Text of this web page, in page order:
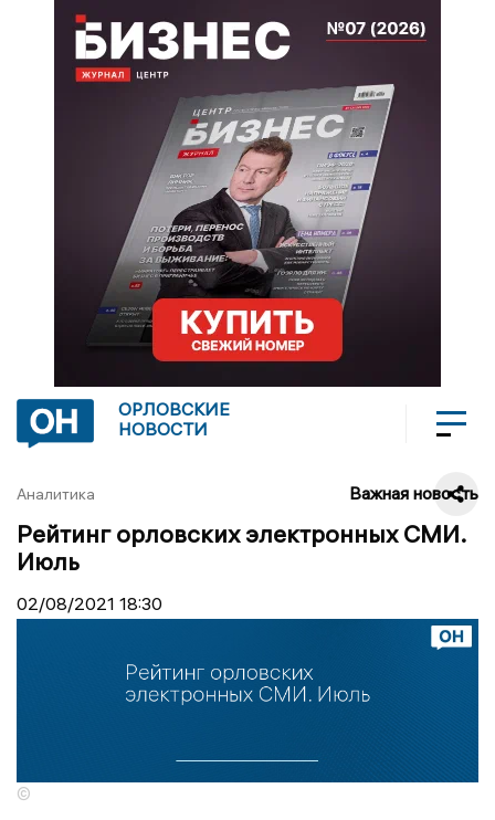
ОРЛОВСКИЕ
НОВОСТИ
Аналитика Важная новость
Рейтинг орловских электронных СМИ.
Июль
02/08/2021 18:30
©